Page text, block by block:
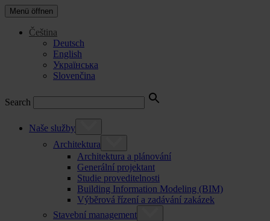
Menü öffnen
Čeština
Deutsch
English
Українська
Slovenčina
Search
Naše služby
Architektura
Architektura a plánování
Generální projektant
Studie proveditelnosti
Building Information Modeling (BIM)
Výběrová řízení a zadávání zakázek
Stavební management